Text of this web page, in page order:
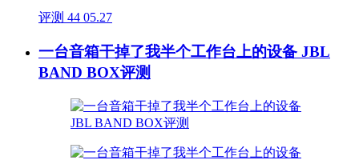
评测 44 05.27
一台音箱干掉了我半个工作台上的设备 JBL
BAND BOX评测